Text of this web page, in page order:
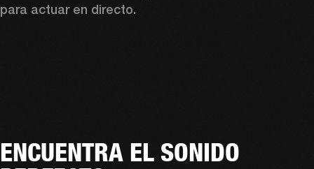
para actuar en directo.
ENCUENTRA EL SONIDO